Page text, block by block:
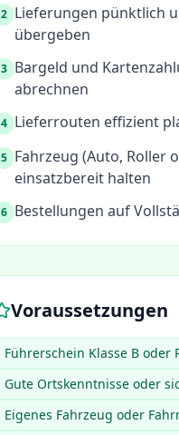
2 Lieferungen pünktlich
übergeben
3 Bargeld und
abrechnen
4 Lieferrouten effizient
5 Fahrzeug (Auto, Roller
einsatzbereit halten
6 Bestellungen auf
Voraussetzungen
Führerschein Klasse B oder
Gute Ortskenntnisse oder
Eigenes Fahrzeug oder